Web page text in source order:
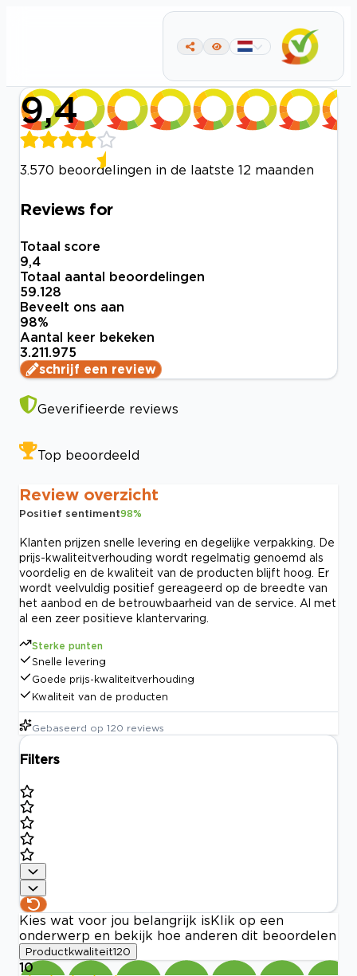
9,4
3.570 beoordelingen in de laatste 12 maanden
Reviews for
Totaal score
9,4
Totaal aantal beoordelingen
59.128
Beveelt ons aan
98%
Aantal keer bekeken
3.211.975
schrijf een review
Geverifieerde reviews
Top beoordeeld
Review overzicht
Positief sentiment98%
Klanten prijzen snelle levering en degelijke verpakking. De
prijs-kwaliteitverhouding wordt regelmatig genoemd als
voordelig en de kwaliteit van de producten blijft hoog. Er
wordt veelvuldig positief gereageerd op de breedte van
het aanbod en de betrouwbaarheid van de service. Al met
al een zeer positieve klantervaring.
Sterke punten
Snelle levering
Goede prijs-kwaliteitverhouding
Kwaliteit van de producten
Gebaseerd op 120 reviews
Filters
Kies wat voor jou belangrijk is Klik op een
onderwerp en bekijk hoe anderen dit beoordelen
Productkwaliteit120
10